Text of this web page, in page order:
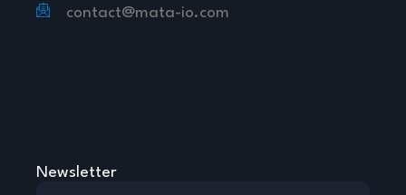
contact@mata-io.com
Newsletter